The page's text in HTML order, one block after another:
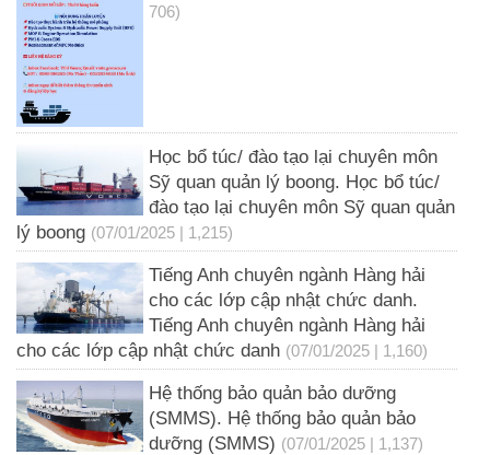
706)
Học bổ túc/ đào tạo lại chuyên môn
Sỹ quan quản lý boong. Học bổ túc/
đào tạo lại chuyên môn Sỹ quan quản
lý boong (07/01/2025 | 1,215)
Tiếng Anh chuyên ngành Hàng hải
cho các lớp cập nhật chức danh.
Tiếng Anh chuyên ngành Hàng hải
cho các lớp cập nhật chức danh (07/01/2025 | 1,160)
Hệ thống bảo quản bảo dưỡng
(SMMS). Hệ thống bảo quản bảo
dưỡng (SMMS) (07/01/2025 | 1,137)